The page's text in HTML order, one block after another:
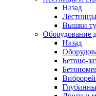
Назад
Лестницы
Вышки
Оборудование
Назад
Бетоно-